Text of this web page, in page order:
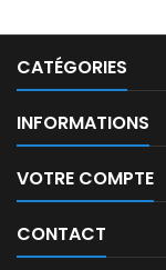
CATÉGORIES
INFORMATIONS
VOTRE COMPTE
CONTACT